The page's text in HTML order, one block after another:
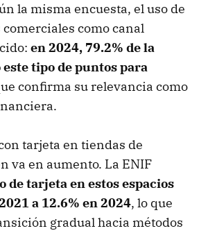
la misma encuesta, el uso de
como canal
en 2024, 79.2% de la
tipo de puntos para
confirma su relevancia como
tarjeta en tiendas de
va en aumento. La ENIF
de tarjeta en estos espacios
a 12.6% en 2024, lo que
gradual hacia métodos